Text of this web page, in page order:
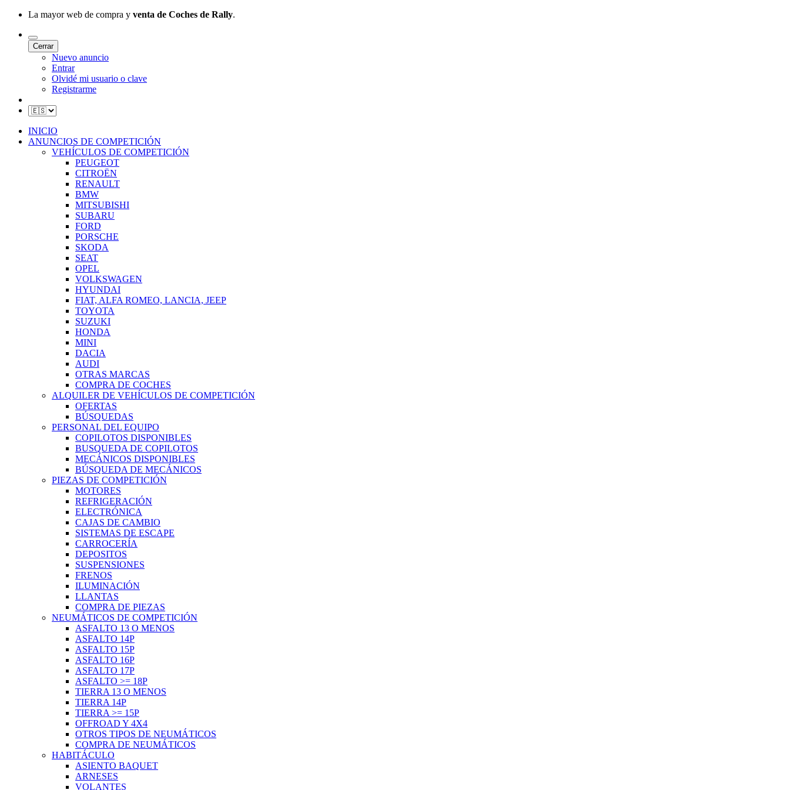
La mayor web de compra y venta de Coches de Rally.
Cerrar
Nuevo anuncio
Entrar
Olvidé mi usuario o clave
Registrarme
INICIO
ANUNCIOS DE COMPETICIÓN
VEHÍCULOS DE COMPETICIÓN
PEUGEOT
CITROËN
RENAULT
BMW
MITSUBISHI
SUBARU
FORD
PORSCHE
SKODA
SEAT
OPEL
VOLKSWAGEN
HYUNDAI
FIAT, ALFA ROMEO, LANCIA, JEEP
TOYOTA
SUZUKI
HONDA
MINI
DACIA
AUDI
OTRAS MARCAS
COMPRA DE COCHES
ALQUILER DE VEHÍCULOS DE COMPETICIÓN
OFERTAS
BÚSQUEDAS
PERSONAL DEL EQUIPO
COPILOTOS DISPONIBLES
BUSQUEDA DE COPILOTOS
MECÁNICOS DISPONIBLES
BÚSQUEDA DE MECÁNICOS
PIEZAS DE COMPETICIÓN
MOTORES
REFRIGERACIÓN
ELECTRÓNICA
CAJAS DE CAMBIO
SISTEMAS DE ESCAPE
CARROCERÍA
DEPOSITOS
SUSPENSIONES
FRENOS
ILUMINACIÓN
LLANTAS
COMPRA DE PIEZAS
NEUMÁTICOS DE COMPETICIÓN
ASFALTO 13 O MENOS
ASFALTO 14P
ASFALTO 15P
ASFALTO 16P
ASFALTO 17P
ASFALTO >= 18P
TIERRA 13 O MENOS
TIERRA 14P
TIERRA >= 15P
OFFROAD Y 4X4
OTROS TIPOS DE NEUMÁTICOS
COMPRA DE NEUMÁTICOS
HABITÁCULO
ASIENTO BAQUET
ARNESES
VOLANTES